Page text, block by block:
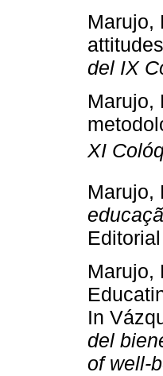
Marujo,
del IX
Marujo,
XI
Marujo,
Marujo,
In
del
of well-